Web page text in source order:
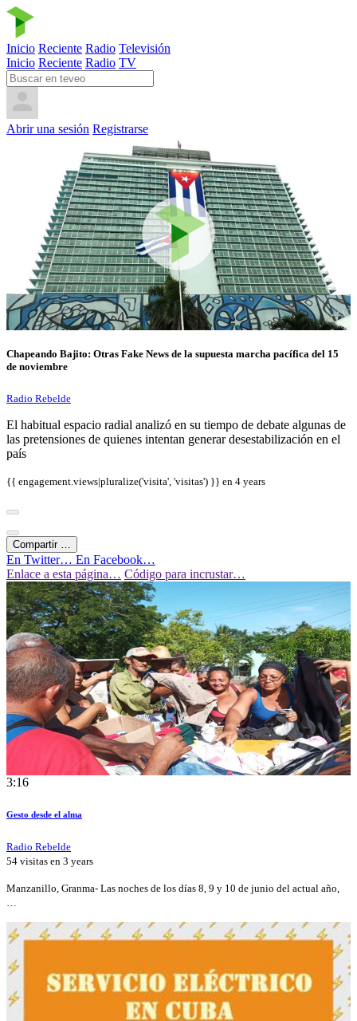
Inicio Reciente Radio Televisión
Inicio Reciente Radio TV
Abrir una sesión Registrarse
Chapeando Bajito: Otras Fake News de la supuesta marcha pacífica del 15
de noviembre
Radio Rebelde
El habitual espacio radial analizó en su tiempo de debate algunas de
las pretensiones de quienes intentan generar desestabilización en el
país
{{ engagement.views|pluralize('visita', 'visitas') }} en 4 years
Compartir …
En Twitter… En Facebook…
Enlace a esta página… Código para incrustar…
3:16
Gesto desde el alma
Radio Rebelde
54 visitas en 3 years
Manzanillo, Granma- Las noches de los días 8, 9 y 10 de junio del actual año,
…